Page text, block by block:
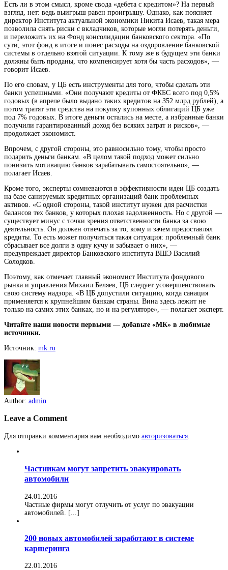
Есть ли в этом смысл, кроме свода «дебета с кредитом»? На первый
взгляд, нет: ведь выигрыш равен проигрышу. Однако, как поясняет
директор Института актуальной экономики Никита Исаев, такая мера
позволила снять риски с вкладчиков, которые могли потерять деньги,
и переложить их на Фонд консолидации банковского сектора. «По
сути, этот фонд в итоге и понес расходы на оздоровление банковской
системы в отдельно взятой ситуации. К тому же в будущем эти банки
должны быть проданы, что компенсирует хотя бы часть расходов», —
говорит Исаев.
По его словам, у ЦБ есть инструменты для того, чтобы сделать эти
банки успешными. «Они получают кредиты от ФКБС всего под 0,5%
годовых (в апреле было выдано таких кредитов на 352 млрд рублей), а
потом тратят эти средства на покупку купонных облигаций ЦБ уже
под 7% годовых. В итоге деньги остались на месте, а избранные банки
получили гарантированный доход без всяких затрат и рисков», —
продолжает экономист.
Впрочем, с другой стороны, это равносильно тому, чтобы просто
подарить деньги банкам. «В целом такой подход может сильно
понизить мотивацию банков зарабатывать самостоятельно», —
полагает Исаев.
Кроме того, эксперты сомневаются в эффективности идеи ЦБ создать
на базе санируемых кредитных организаций банк проблемных
активов. «С одной стороны, такой институт нужен для расчистки
балансов тех банков, у которых плохая задолженность. Но с другой —
существует минус с точки зрения ответственности банка за свою
деятельность. Он должен отвечать за то, кому и зачем предоставлял
кредиты. То есть может получиться такая ситуация: проблемный банк
сбрасывает все долги в одну кучу и забывает о них», —
предупреждает директор Банковского института ВШЭ Василий
Солодков.
Поэтому, как отмечает главный экономист Института фондового
рынка и управления Михаил Беляев, ЦБ следует усовершенствовать
свою систему надзора. «В ЦБ допустили ситуацию, когда санация
применяется к крупнейшим банкам страны. Вина здесь лежит не
только на самих этих банках, но и на регуляторе», — полагает эксперт.
Читайте наши новости первыми — добавьте «МК» в любимые
источники.
Источник: mk.ru
Author: admin
Leave a Comment
Для отправки комментария вам необходимо авторизоваться
Частникам могут запретить эвакуировать
автомобили
24.01.2016
Частные фирмы могут отлучить от услуг по эвакуации
автомобилей. [...]
200 новых автомобилей заработают в системе
каршеринга
22.01.2016